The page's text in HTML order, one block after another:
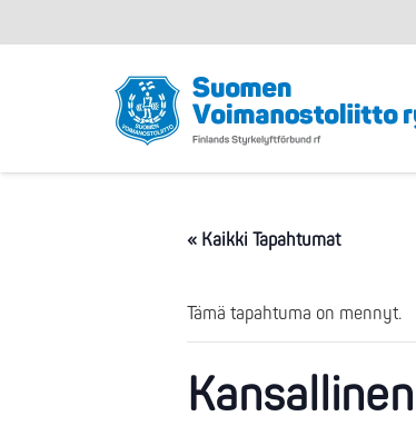
« Kaikki Tapahtumat
Tämä tapahtuma on mennyt.